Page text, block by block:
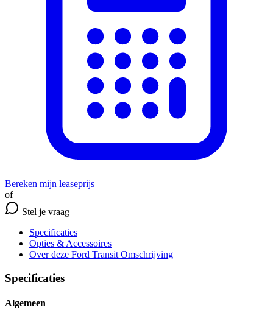
Bereken mijn leaseprijs
of
Stel je vraag
Specificaties
Opties & Accessoires
Over deze Ford Transit Omschrijving
Specificaties
Algemeen